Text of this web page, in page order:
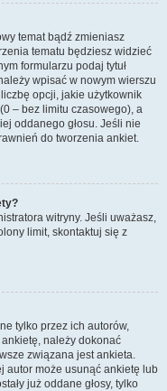
temat bądź zmieniasz
tematu będziesz widzieć
formularzu podaj tytuł
wpisać w nowym wierszu
opcji, jakie użytkownik
– bez limitu czasowego), a
oddanego głosu. Jeśli nie
do tworzenia ankiet.
witryny. Jeśli uważasz,
limit, skontaktuj się z
tylko przez ich autorów,
należy dokonać
związana jest ankieta.
autor może usunąć ankietę lub
już oddane głosy, tylko